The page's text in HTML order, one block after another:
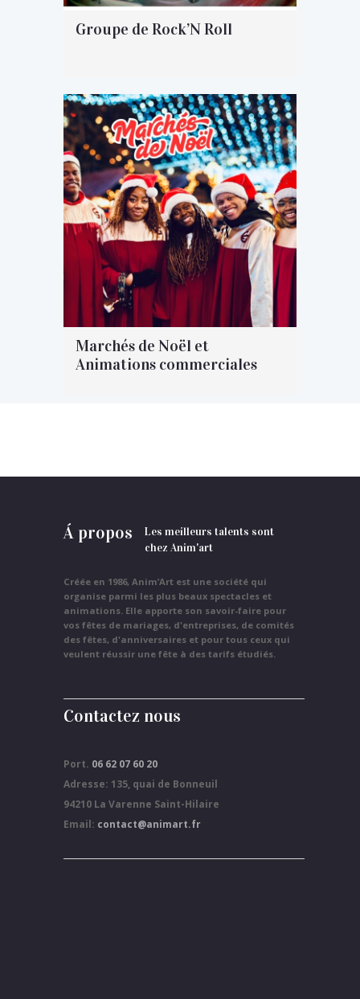
Groupe de Rock’N Roll
Marchés de Noël et
Animations commerciales
Á propos
Les meilleurs talents sont
chez Anim'art
Créée en 1986, Anim’Art est une société qui
organise parmi les plus beaux spectacles et
animations. Elle apporte son savoir-faire pour
vos fêtes de mariages, d'entreprises, de comités
des fêtes, d'anniversaires et pour tous ceux qui
veulent réussir une fête à des tarifs étudiés.
Contactez nous
Port. 06 62 07 60 20
Adresse: 135, quai de Bonneuil
94210 La Varenne Saint-Hilaire
Email: contact@animart.fr